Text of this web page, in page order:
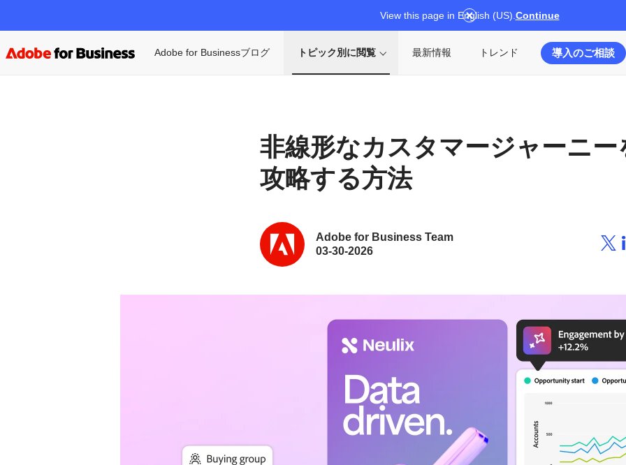
View this page in English (US). Continue
Adobe for Businessブログ トピック別に閲覧 最新情報 トレンド 導入のご相談
非線形なカスタマージャーニー
攻略する方法
Adobe for Business Team
03-30-2026